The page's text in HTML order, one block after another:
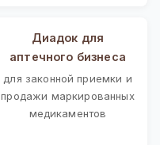
Диадок для
аптечного бизнеса
для законной приемки и
продажи маркированных
медикаментов